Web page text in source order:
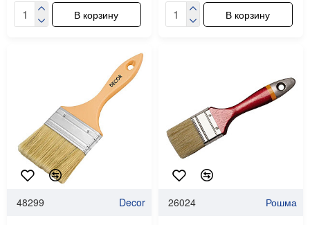
В корзину В корзину
48299 Decor 26024 Рошма